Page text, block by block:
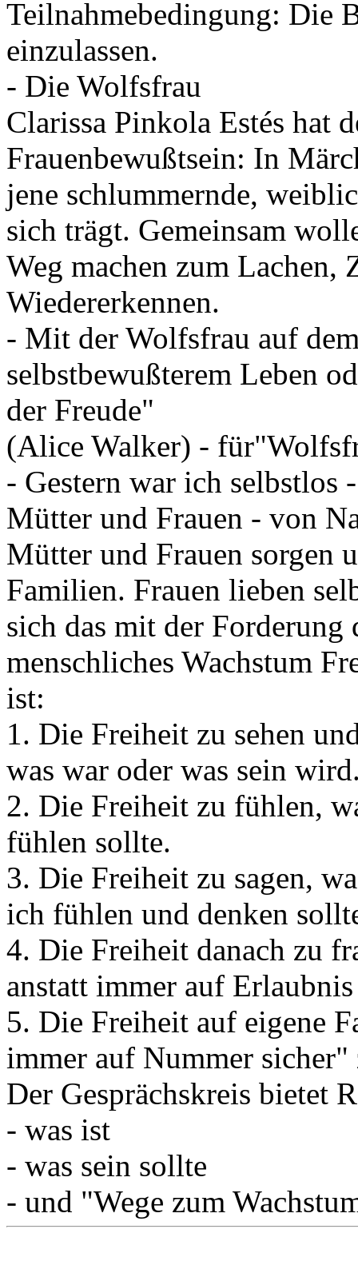
Teilnahmebedingung: Die
einzulassen.
- Die Wolfsfrau
Clarissa Pinkola Estés hat
Frauenbewußtsein: In
jene schlummernde,
sich trägt. Gemeinsam
Weg machen zum Lachen,
Wiedererkennen.
- Mit der Wolfsfrau auf
selbstbewußterem Leben
der Freude"
(Alice Walker) -
- Gestern war ich selbstlos
Mütter und Frauen - von
Mütter und Frauen sorgen
Familien. Frauen lieben
sich das mit der
menschliches Wachstum
ist:
1. Die Freiheit zu sehen
was war oder was sein
2. Die Freiheit zu fühlen,
fühlen sollte.
3. Die Freiheit zu sagen,
ich fühlen und denken
4. Die Freiheit danach zu
anstatt immer auf
5. Die Freiheit auf eigene
immer auf Nummer sicher"
Der Gesprächskreis bietet
- was ist
- was sein sollte
- und "Wege zum